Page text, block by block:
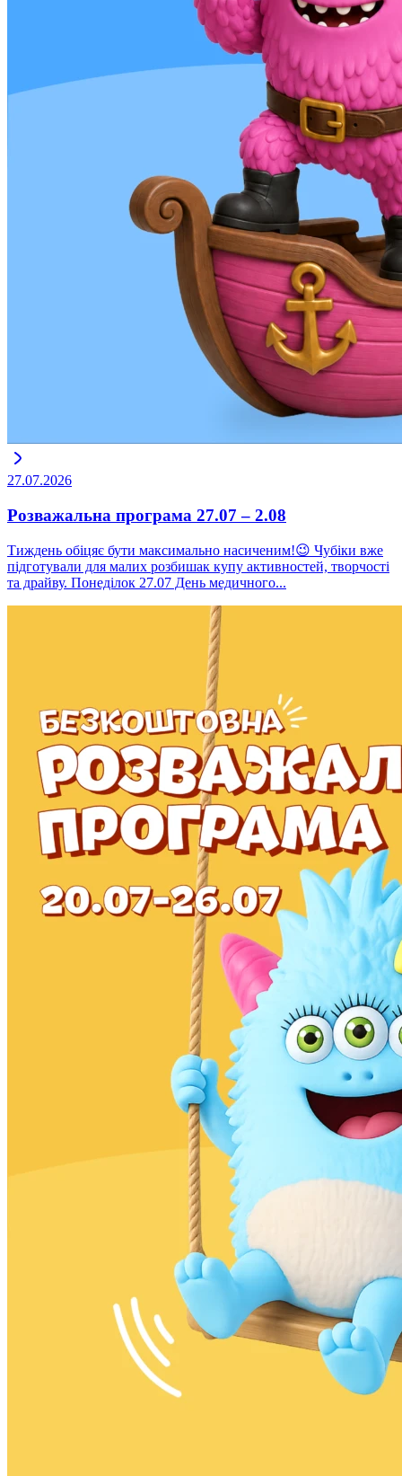
27.07.2026
Розважальна програма 27.07 – 2.08
Тиждень обіцяє бути максимально насиченим!😉 Чубіки вже
підготували для малих розбишак купу активностей, творчості
та драйву. Понеділок 27.07 День медичного...